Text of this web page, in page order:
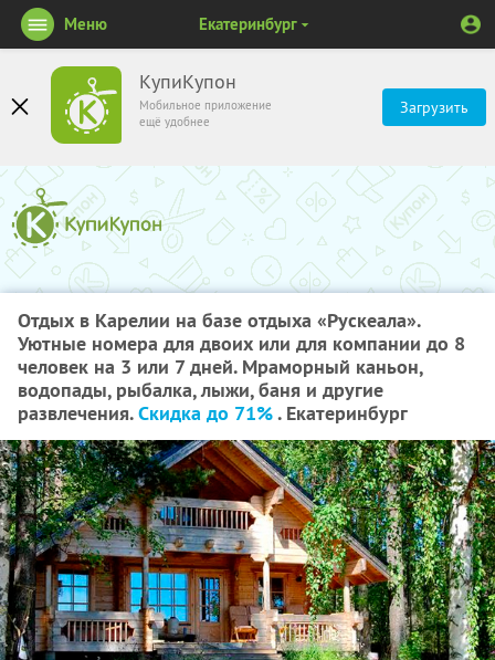
КупиКупон
Мобильное приложение
ещё удобнее
Загрузить
Меню Екатеринбург
Отдых в Карелии на базе отдыха «Рускеала».
Уютные номера для двоих или для компании до 8
человек на 3 или 7 дней. Мраморный каньон,
водопады, рыбалка, лыжи, баня и другие
развлечения.Скидка до 71%. Екатеринбург